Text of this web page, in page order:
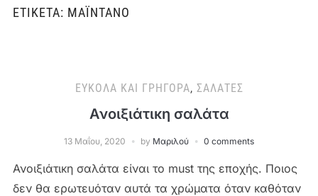
ΕΤΙΚΈΤΑ: ΜΑΪΝΤΑΝΌ
ΕΎΚΟΛΑ ΚΑΙ ΓΡΉΓΟΡΑ, ΣΑΛΆΤΕΣ
Ανοιξιάτικη σαλάτα
13 Μαΐου, 2020 by Μαριλού 0 comments
Ανοιξιάτικη σαλάτα είναι το must της εποχής. Ποιος
δεν θα ερωτευόταν αυτά τα χρώματα όταν καθόταν